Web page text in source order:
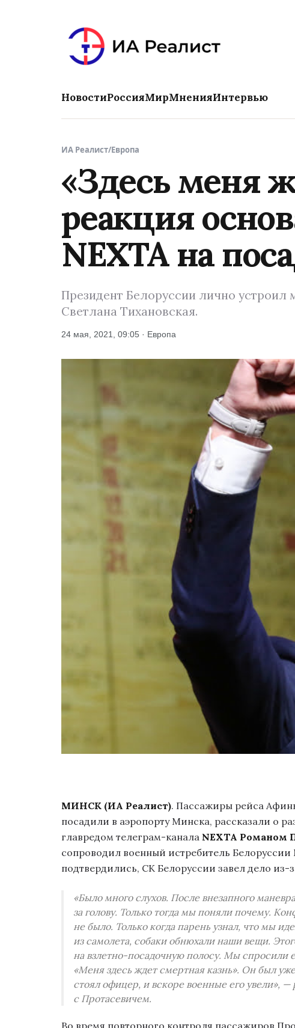
НовостиРоссияМирМненияИнтервью
ИА Реалист/Европа
«Здесь меня
реакция
NEXTA на
Президент Белоруссии лично
Светлана Тихановская.
24 мая, 2021, 09:05 · Европа
МИНСК (ИА Реалист). Пассажиры рейса
посадили в аэропорту Минска, рассказали о
главредом телеграм-канала NEXTA Романом
сопроводил военный истребитель
подтвердились, СК Белоруссии завел дело
«Было много слухов. После внезапного
за голову. Только тогда мы поняли почему.
не было. Только когда парень узнал, что мы
из самолета, собаки обнюхали наши вещи.
на взлетно-посадочную полосу. Мы спросили
«Меня здесь ждет смертная казнь». Он был
стоял офицер, и вскоре военные его увели», —
с Протасевичем.